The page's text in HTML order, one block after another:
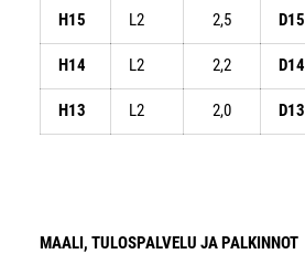
H15 L2 2,5 D15
H14 L2 2,2 D14
H13 L2 2,0 D13
MAALI, TULOSPALVELU JA PALKINNOT